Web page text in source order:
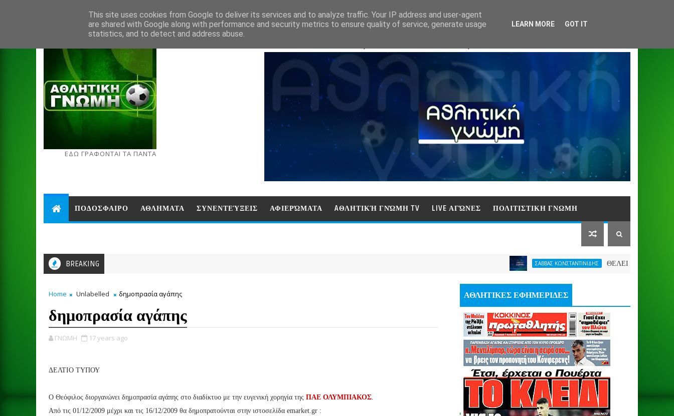
ΕΔΩ ΓΡΑΦΟΝΤΑΙ ΤΑ ΠΑΝΤΑ
ΠΟΔΟΣΦΑΙΡΟ ΑΘΛΗΜΑΤΑ ΣΥΝΕΝΤΕΎΞΕΙΣ ΑΦΙΕΡΏΜΑΤΑ AΘΛΗΤΙΚΉ ΓΝΏΜΗ TV LIVE ΑΓΏΝΕΣ ΠΟΛΙΤΙΣΤΙΚΗ ΓΝΩΜΗ
BREAKING ΣΑΒΒΑΣ ΚΩΝΣΤΑΝΤΙΝΙΔΗΣ ΘΕΛΕΙ FORMAT O ΑΡΗΣ
Home Unlabelled δημοπρασία αγάπης
δημοπρασία αγάπης
ΓΝΩΜΗ 17 years ago
ΔΕΛΤΙΟ ΤΥΠΟΥ
Ο Θεόφιλος διοργανώνει δημοπρασία αγάπης στο διαδίκτυο με την ευγενική χορηγία της ΠΑΕ ΟΛΥΜΠΙΑΚΟΣ.
Από τις 01/12/2009 μέχρι και τις 16/12/2009 θα δημοπρατούνται στην ιστοσελίδα emarket.gr :
ΑΘΛΗΤΙΚΕΣ ΕΦΗΜΕΡΙΔΕΣ
This site uses cookies from Google to deliver its services and to analyze traffic. Your IP address and user-agent
are shared with Google along with performance and security metrics to ensure quality of service, generate usage
statistics, and to detect and address abuse.
LEARN MORE GOT IT